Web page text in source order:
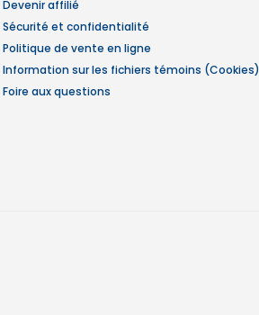
Devenir affilié
Sécurité et confidentialité
Politique de vente en ligne
Information sur les fichiers témoins (Cookies)
Foire aux questions